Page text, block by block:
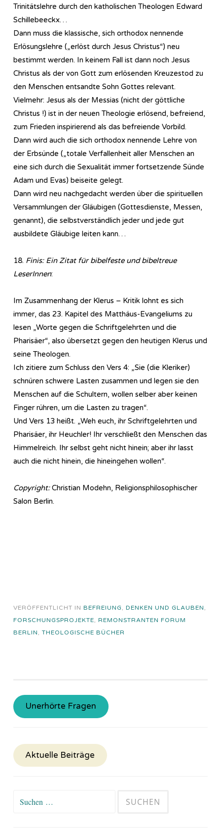
Trinitätslehre durch den katholischen Theologen Edward
Schillebeeckx…
Dann muss die klassische, sich orthodox nennende
Erlösungslehre („erlöst durch Jesus Christus“) neu
bestimmt werden. In keinem Fall ist dann noch Jesus
Christus als der von Gott zum erlösenden Kreuzestod zu
den Menschen entsandte Sohn Gottes relevant.
Vielmehr: Jesus als der Messias (nicht der göttliche
Christus !) ist in der neuen Theologie erlösend, befreiend,
zum Frieden inspirierend als das befreiende Vorbild.
Dann wird auch die sich orthodox nennende Lehre von
der Erbsünde („totale Verfallenheit aller Menschen an
eine sich durch die Sexualität immer fortsetzende Sünde
Adam und Evas) beiseite gelegt.
Dann wird neu nachgedacht werden über die spirituellen
Versammlungen der Gläubigen (Gottesdienste, Messen,
genannt), die selbstverständlich jeder und jede gut
ausbildete Gläubige leiten kann…
18. Finis: Ein Zitat für bibelfeste und bibeltreue
LeserInnen:
Im Zusammenhang der Klerus – Kritik lohnt es sich
immer, das 23. Kapitel des Matthäus-Evangeliums zu
lesen „Worte gegen die Schriftgelehrten und die
Pharisäer“, also übersetzt gegen den heutigen Klerus und
seine Theologen.
Ich zitiere zum Schluss den Vers 4: „Sie (die Kleriker)
schnüren schwere Lasten zusammen und legen sie den
Menschen auf die Schultern, wollen selber aber keinen
Finger rühren, um die Lasten zu tragen“.
Und Vers 13 heißt. „Weh euch, ihr Schriftgelehrten und
Pharisäer, ihr Heuchler! Ihr verschließt den Menschen das
Himmelreich. Ihr selbst geht nicht hinein; aber ihr lasst
auch die nicht hinein, die hineingehen wollen“.
Copyright:Christian Modehn, Religionsphilosophischer
Salon Berlin.
VERÖFFENTLICHT IN BEFREIUNG, DENKEN UND GLAUBEN,
FORSCHUNGSPROJEKTE, REMONSTRANTEN FORUM
BERLIN, THEOLOGISCHE BÜCHER
Unerhörte Fragen
Aktuelle Beiträge
Suchen